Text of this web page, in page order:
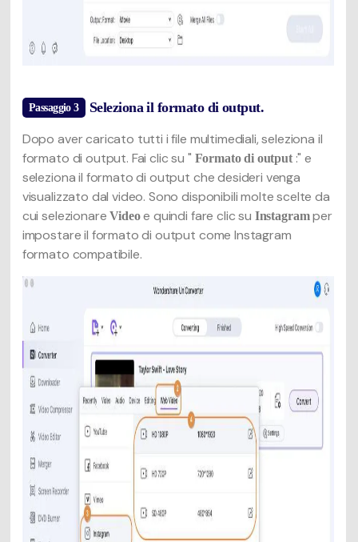
Passaggio 3 Seleziona il formato di output.
Dopo aver caricato tutti i file multimediali, seleziona il
formato di output. Fai clic su " Formato di output :" e
seleziona il formato di output che desideri venga
visualizzato dal video. Sono disponibili molte scelte da
cui selezionareVideoe quindi fare clic su Instagramper
impostare il formato di output come Instagram
formato compatibile.